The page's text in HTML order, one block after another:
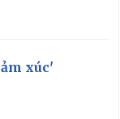
xúc'